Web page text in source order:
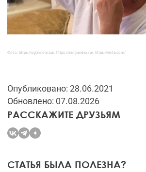
Фото: https://oglavnom.su/, https://zen.yandex.ru/, https://lenta.com/
Опубликовано: 28.06.2021
Обновлено: 07.08.2026
РАССКАЖИТЕ ДРУЗЬЯМ
СТАТЬЯ БЫЛА ПОЛЕЗНА?